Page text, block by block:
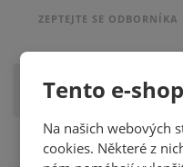
Tento e-
Na našich webových
cookies. Některé z
ZEPTEJTE SE ODBORNÍKA
Zobrazit hodnocení